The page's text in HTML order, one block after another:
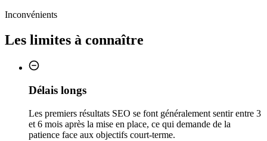
Inconvénients
Les limites à connaître
Délais longs
Les premiers résultats SEO se font généralement sentir entre 3
et 6 mois après la mise en place, ce qui demande de la
patience face aux objectifs court-terme.